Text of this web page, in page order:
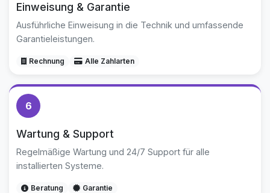
Einweisung & Garantie
Ausführliche Einweisung in die Technik und umfassende
Garantieleistungen.
Rechnung Alle Zahlarten
6
Wartung & Support
Regelmäßige Wartung und 24/7 Support für alle
installierten Systeme.
Beratung Garantie